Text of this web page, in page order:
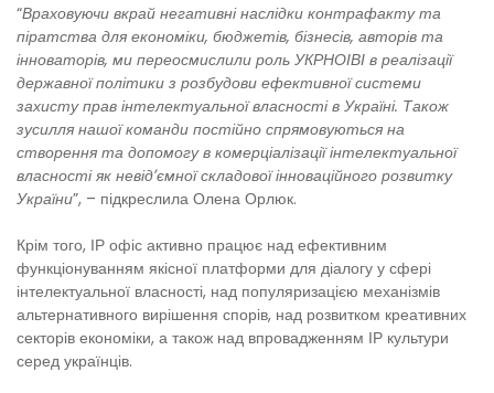
“Враховуючи вкрай негативні наслідки контрафакту та
піратства для економіки, бюджетів, бізнесів, авторів та
інноваторів, ми переосмислили роль УКРНОІВІ в реалізації
державної політики з розбудови ефективної системи
захисту прав інтелектуальної власності в Україні. Також
зусилля нашої команди постійно спрямовуються на
створення та допомогу в комерціалізації інтелектуальної
власності як невідʼємної складової інноваційного розвитку
України”, – підкреслила Олена Орлюк.
Крім того, ІР офіс активно працює над ефективним
функціонуванням якісної платформи для діалогу у сфері
інтелектуальної власності, над популяризацією механізмів
альтернативного вирішення спорів, над розвитком креативних
секторів економіки, а також над впровадженням ІР культури
серед українців.